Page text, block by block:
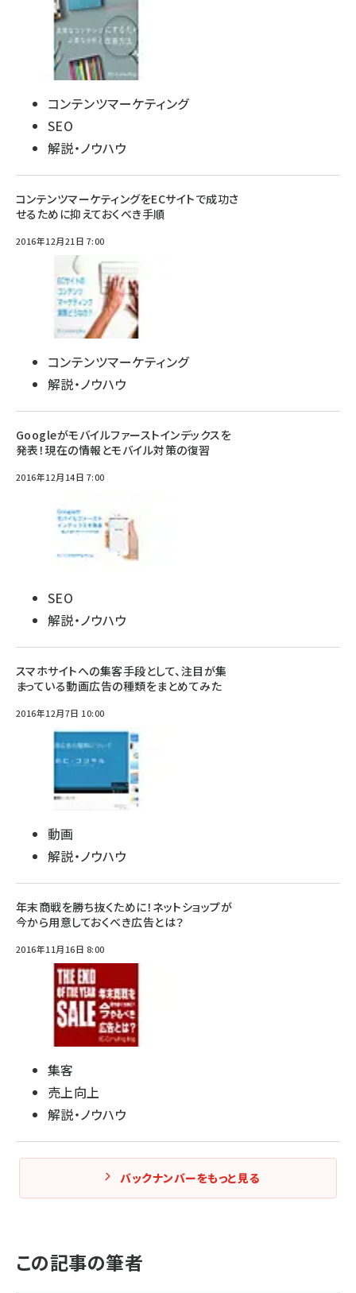
コンテンツマーケティング
SEO
解説・ノウハウ
コンテンツマーケティングをECサイトで成功さ
せるために抑えておくべき手順
2016年12月21日 7:00
コンテンツマーケティング
解説・ノウハウ
Googleがモバイルファーストインデックスを
発表！現在の情報とモバイル対策の復習
2016年12月14日 7:00
SEO
解説・ノウハウ
スマホサイトへの集客手段として、注目が集
まっている動画広告の種類をまとめてみた
2016年12月7日 10:00
動画
解説・ノウハウ
年末商戦を勝ち抜くために！ネットショップが
今から用意しておくべき広告とは？
2016年11月16日 8:00
集客
売上向上
解説・ノウハウ
バックナンバーをもっと見る
この記事の筆者